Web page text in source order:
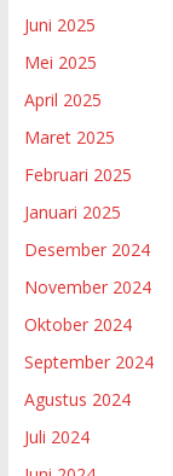
Juni 2025
Mei 2025
April 2025
Maret 2025
Februari 2025
Januari 2025
Desember 2024
November 2024
Oktober 2024
September 2024
Agustus 2024
Juli 2024